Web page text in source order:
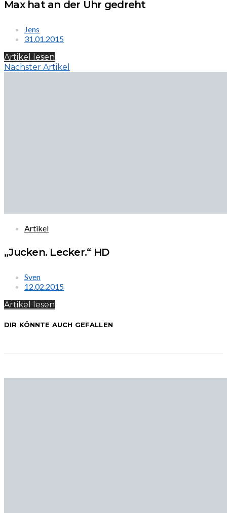
Max hat an der Uhr gedreht
Jens
31.01.2015
Artikel lesen
Nächster Artikel
Artikel
„Jucken. Lecker.“ HD
Sven
12.02.2015
Artikel lesen
DIR KÖNNTE AUCH GEFALLEN